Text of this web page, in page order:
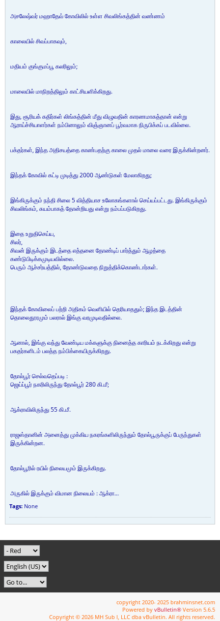
அசலேஷ்வர் மஹாதேவ் கோவிலில் உள்ள சிவலிங்கத்தின் வண்ணம்
காலையில் சிவப்பாகவும்,
மதியம் குங்குமப்பூ கலரிலும்;
மாலையில் மாநிறத்திலும் காட்சியளிக்கிறது.
இது, சூரியக் கதிர்கள் லிங்கத்தின் மீது விழுவதின் காரணமாகத்தான் என்று
ஆராய்ச்சியாளர்கள் நம்பினாலும் விஞ்ஞானப் பூர்வமாக நிருபிக்கப் படவில்லை.
பக்தர்கள், இந்த அதிசயத்தை காண்பதற்கு காலை முதல் மாலை வரை இருக்கின்றனர்.
இந்தக் கோவில் கட்டி முடித்து 2000 ஆண்டுகள் மேலாகிறது;
இங்கிருக்கும் நந்தி சிலை 5 வித்தியாச உலோகங்களால் செய்யப்பட்டது. இங்கிருக்கும்
சிவலிங்கம், சுயம்பாகத் தோன்றியது என்று நம்பப்படுகிறது.
இதை உறுதிசெய்ய,
சிலர்,
சிவன் இருக்கும் இடத்தை எத்தனை தோண்டிப் பார்த்தும் ஆழத்தை
கண்டுபிடிக்கமுடியவில்லை.
பெரும் ஆச்சர்யத்தில், தோண்டுவதை நிறுத்திக்கொண்டார்கள்.
இந்தக் கோவிலைப் பற்றி அதிகம் வெளியில் தெரியாததும்; இந்த இடத்தின்
தொலைதூரமும் பலரால் இங்கு வரமுடிவதில்லை.
ஆனால், இங்கு வந்து வேண்டிய மக்களுக்கு நினைத்த காரியம் நடக்கிறது என்று
பகதர்களிடம் பலத்த நம்பிக்கையிருக்கிறது.
தோல்பூர் செல்வதெப்படி :
ஜெய்ப்பூர் நகரிலிருந்து தோல்பூர் 280 கி.மீ;
ஆக்ராவிலிருந்து 55 கி.மீ.
ராஜஸ்தானின் அனைத்து முக்கிய நகரங்களிலிருந்தும் தோல்பூருக்குப் பேருந்துகள்
இருக்கின்றன.
தோல்பூரில் ரயில் நிலையமும் இருக்கிறது.
அருகில் இருக்கும் விமான நிலையம் : ஆக்ரா...
Tags: None
copyright 2020- 2025 brahminsnet.com
Powered by vBulletin® Version 5.6.5
Copyright © 2026 MH Sub I, LLC dba vBulletin. All rights reserved.